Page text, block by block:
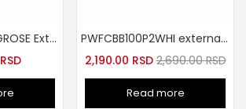
PUFCBB40P2MAGROSE Externa baterija 4200mAh MagSafe USB-C roze
RSD
PWFCBB100P2WHI externa baterija 10000mAh bela
2,190.00 RSD 2,690.00RSD
Read more